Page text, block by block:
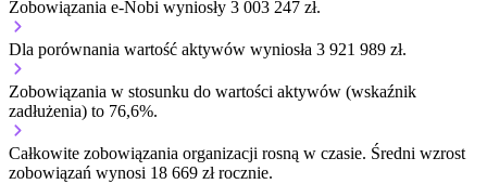
Zobowiązania e-Nobi wyniosły 3 003 247 zł.
Dla porównania wartość aktywów wyniosła 3 921 989 zł.
Zobowiązania w stosunku do wartości aktywów (wskaźnik
zadłużenia) to 76,6%.
Całkowite zobowiązania organizacji rosną w czasie. Średni wzrost
zobowiązań wynosi 18 669 zł rocznie.